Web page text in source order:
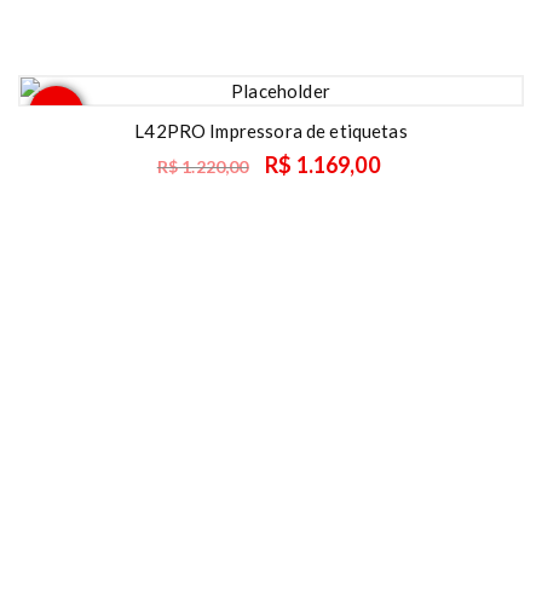
L42PRO Impressora de etiquetas
R$1.220,00 R$ 1.169,00